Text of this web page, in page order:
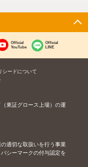
Official
YouTube
Official
LINE
シードについて
東証グロース上場）の運
適切な取扱いを行う事業
シーマークの付与認定を